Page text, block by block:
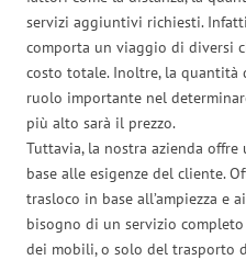
servizi aggiuntivi richiesti.
comporta un viaggio di diversi
costo totale. Inoltre, la quantità
ruolo importante nel
più alto sarà il prezzo.
Tuttavia, la nostra azienda
base alle esigenze del cliente.
trasloco in base all’ampiezza e
bisogno di un servizio
dei mobili, o solo del trasporto